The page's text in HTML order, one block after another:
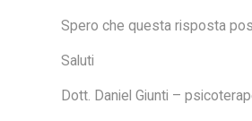
Spero che questa risposta
Saluti
Dott. Daniel Giunti –